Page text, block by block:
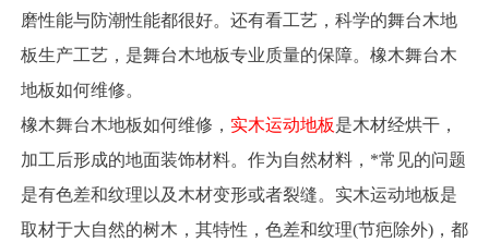
磨性能与防潮性能都很好。还有看工艺，科学的舞台木地
板生产工艺，是舞台木地板专业质量的保障。橡木舞台木
地板如何维修。
橡木舞台木地板如何维修， 实木运动地板是木材经烘干，
加工后形成的地面装饰材料。作为自然材料，*常见的问题
是有色差和纹理以及木材变形或者裂缝。实木运动地板是
取材于大自然的树木，其特性，色差和纹理(节疤除外)，都